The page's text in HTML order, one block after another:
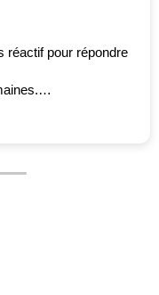
réactif pour répondre